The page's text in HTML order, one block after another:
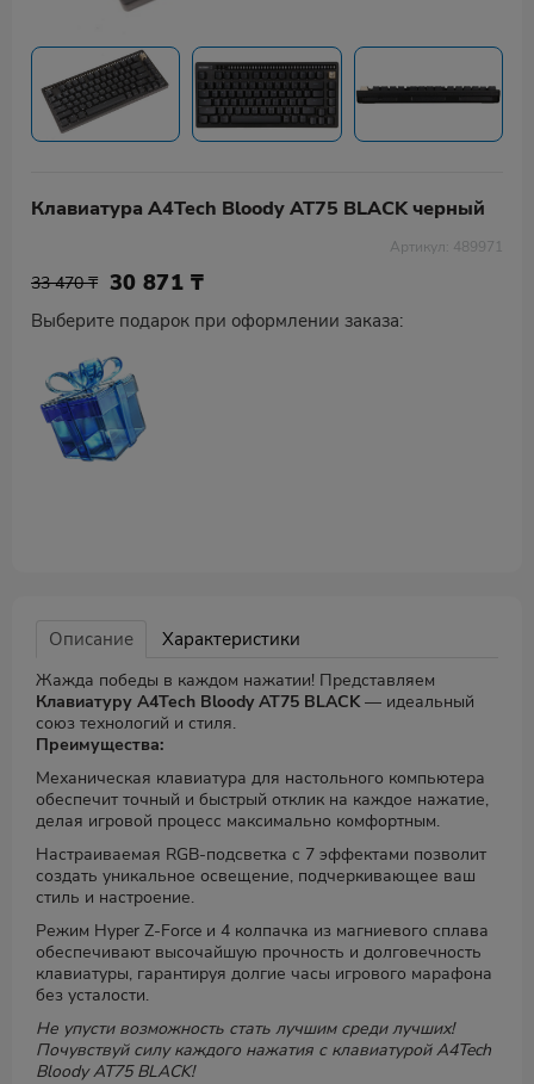
Клавиатура A4Tech Bloody AT75 BLACK черный
Артикул: 489971
33 470 ₸ 30 871 ₸
Выберите подарок при оформлении заказа:
Описание Характеристики
Жажда победы в каждом нажатии! Представляем
Клавиатуру A4Tech Bloody AT75 BLACK— идеальный
союз технологий и стиля.
Преимущества:
Механическая клавиатура для настольного компьютера
обеспечит точный и быстрый отклик на каждое нажатие,
делая игровой процесс максимально комфортным.
Настраиваемая RGB-подсветка с 7 эффектами позволит
создать уникальное освещение, подчеркивающее ваш
стиль и настроение.
Режим Hyper Z-Force и 4 колпачка из магниевого сплава
обеспечивают высочайшую прочность и долговечность
клавиатуры, гарантируя долгие часы игрового марафона
без усталости.
Не упусти возможность стать лучшим среди лучших!
Почувствуй силу каждого нажатия с клавиатурой A4Tech
Bloody AT75 BLACK!